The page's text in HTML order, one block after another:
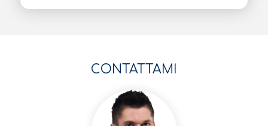
CONTATTAMI